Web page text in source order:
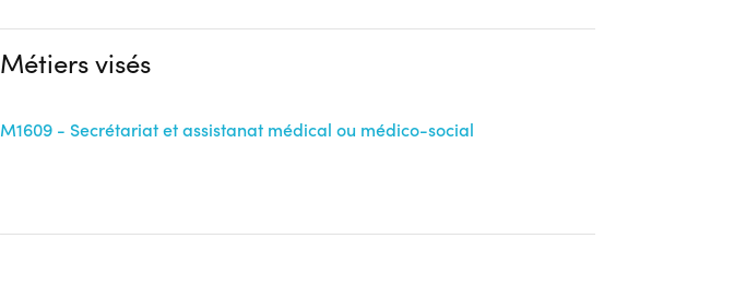
Métiers visés
M1609 - Secrétariat et assistanat médical ou médico-social